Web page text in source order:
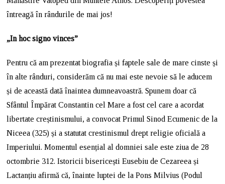
întreagă în rândurile de mai jos!
„In hoc signo vinces”
Pentru că am prezentat biografia și faptele sale de mare cinste și
în alte rânduri, considerăm că nu mai este nevoie să le aducem
și de această dată înaintea dumneavoastră. Spunem doar că
Sfântul Împărat Constantin cel Mare a fost cel care a acordat
libertate creștinismului, a convocat Primul Sinod Ecumenic de la
Niceea (325) și a statutat crestinismul drept religie oficială a
Imperiului. Momentul esențial al domniei sale este ziua de 28
octombrie 312. Istoricii bisericești Eusebiu de Cezareea și
Lactanțiu afirmă că, înainte luptei de la Pons Milvius (Podul